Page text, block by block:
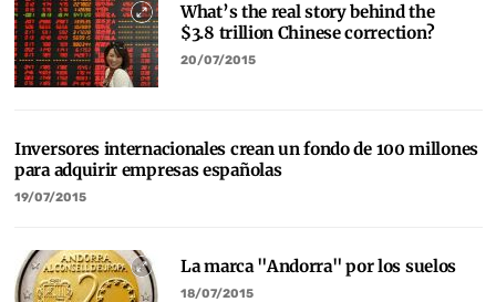
What’s the real story behind the
$3.8 trillion Chinese correction?
20/07/2015
Inversores internacionales crean un fondo de 100 millones
para adquirir empresas españolas
19/07/2015
La marca "Andorra" por los suelos
18/07/2015